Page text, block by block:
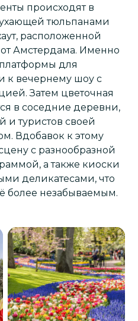
происходят в
тюльпанами
расположенной
Амстердама. Именно
для
к вечернему шоу с
Затем цветочная
в соседние деревни,
и туристов своей
Вдобавок к этому
с разнообразной
а также киоски
деликатесами, что
более незабываемым.